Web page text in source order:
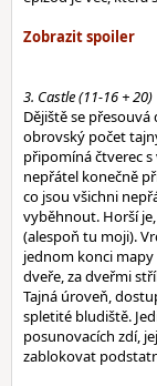
3. Castle (11-16 + 20)
Dějiště se
obrovský počet
připomíná čtverec s
nepřátel konečně
co jsou všichni
vyběhnout. Horší
(alespoň tu moji).
jednom konci
dveře, za dveřmi
Tajná úroveň,
spletité bludiště.
posunovacích zdí,
zablokovat